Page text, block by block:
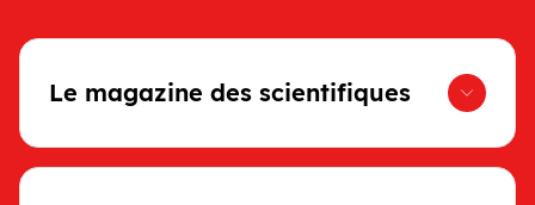
Le magazine des scientifiques